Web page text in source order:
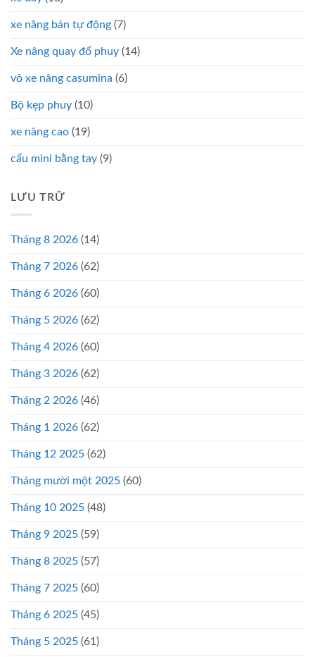
xe nâng bán tự động (7)
Xe nâng quay đổ phuy (14)
vỏ xe nâng casumina (6)
Bộ kẹp phuy (10)
xe nâng cao (19)
cẩu mini bằng tay (9)
LƯU TRỮ
Tháng 8 2026 (14)
Tháng 7 2026 (62)
Tháng 6 2026 (60)
Tháng 5 2026 (62)
Tháng 4 2026 (60)
Tháng 3 2026 (62)
Tháng 2 2026 (46)
Tháng 1 2026 (62)
Tháng 12 2025 (62)
Tháng mười một 2025 (60)
Tháng 10 2025 (48)
Tháng 9 2025 (59)
Tháng 8 2025 (57)
Tháng 7 2025 (60)
Tháng 6 2025 (45)
Tháng 5 2025 (61)